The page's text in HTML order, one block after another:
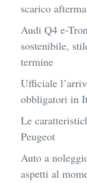
scarico
Audi Q4 e-
sostenibile,
termine
Ufficiale
obbligatori in
Le
Peugeot
Auto a
aspetti al